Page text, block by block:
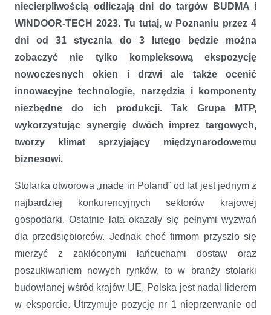
niecierpliwością odliczają dni do targów BUDMA i
WINDOOR-TECH 2023. Tu tutaj, w Poznaniu przez 4
dni od 31 stycznia do 3 lutego będzie można
zobaczyć nie tylko kompleksową ekspozycję
nowoczesnych okien i drzwi ale także ocenić
innowacyjne technologie, narzędzia i komponenty
niezbędne do ich produkcji. Tak Grupa MTP,
wykorzystując synergię dwóch imprez targowych,
tworzy klimat sprzyjający międzynarodowemu
biznesowi.
Stolarka otworowa „made in Poland” od lat jest jednym z
najbardziej konkurencyjnych sektorów krajowej
gospodarki. Ostatnie lata okazały się pełnymi wyzwań
dla przedsiębiorców. Jednak choć firmom przyszło się
mierzyć z zakłóconymi łańcuchami dostaw oraz
poszukiwaniem nowych rynków, to w branży stolarki
budowlanej wśród krajów UE, Polska jest nadal liderem
w eksporcie. Utrzymuje pozycję nr 1 nieprzerwanie od